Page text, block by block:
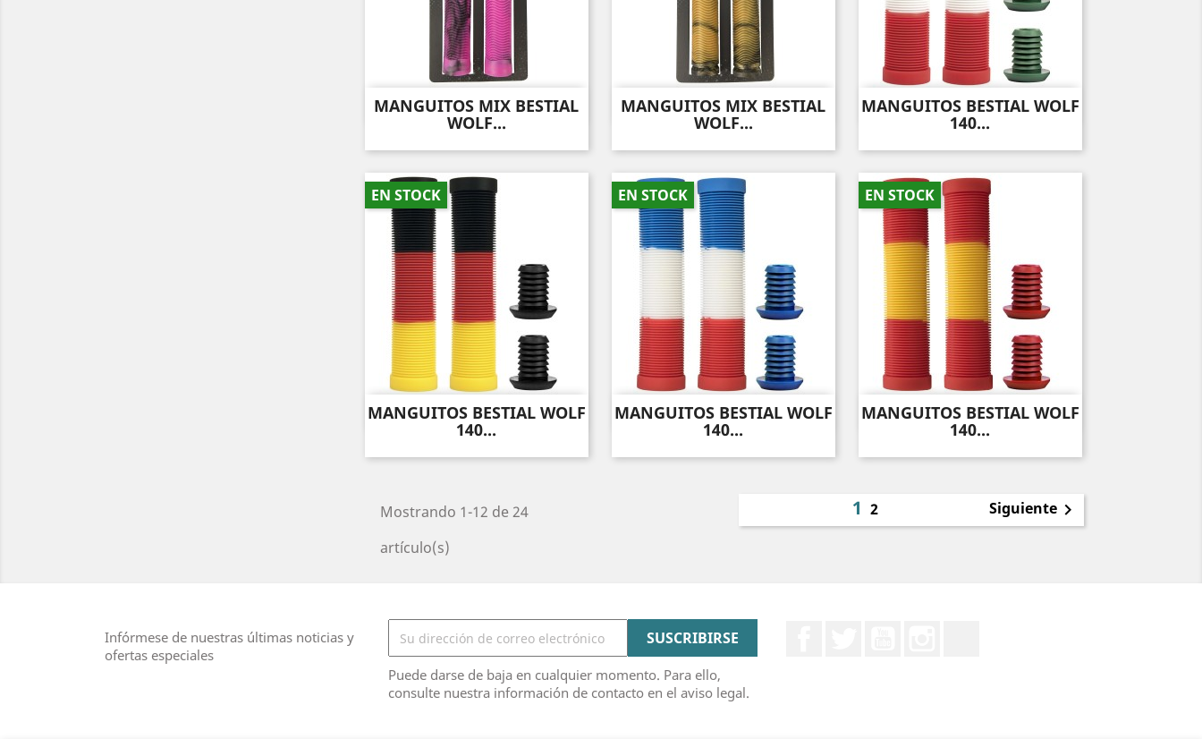
MANGUITOS MIX BESTIAL
WOLF...
Vista rápida MANGUITOS MIX BESTIAL
WOLF...
Vista rápida MANGUITOS BESTIAL WOLF
140...
Vista rápida
MANGUITOS BESTIAL WOLF
140...
EN STOCK
Vista rápida MANGUITOS BESTIAL WOLF
140...
EN STOCK
Vista rápida MANGUITOS BESTIAL WOLF
140...
EN STOCK
Vista rápida
Mostrando 1-12 de 24
artículo(s)
12 Siguiente
Infórmese de nuestras últimas noticias y
ofertas especiales
Puede darse de baja en cualquier momento. Para ello,
consulte nuestra información de contacto en el aviso legal.